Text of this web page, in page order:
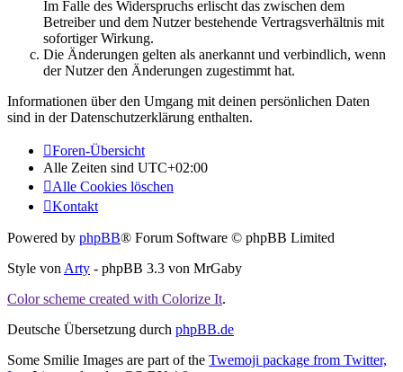
Im Falle des Widerspruchs erlischt das zwischen dem
Betreiber und dem Nutzer bestehende Vertragsverhältnis mit
sofortiger Wirkung.
Die Änderungen gelten als anerkannt und verbindlich, wenn
der Nutzer den Änderungen zugestimmt hat.
Informationen über den Umgang mit deinen persönlichen Daten
sind in der Datenschutzerklärung enthalten.
Foren-Übersicht
Alle Zeiten sind UTC+02:00
Alle Cookies löschen
Kontakt
Powered by phpBB® Forum Software © phpBB Limited
Style von Arty - phpBB 3.3 von MrGaby
Color scheme created with Colorize It.
Deutsche Übersetzung durch phpBB.de
Some Smilie Images are part of the Twemoji package from Twitter,